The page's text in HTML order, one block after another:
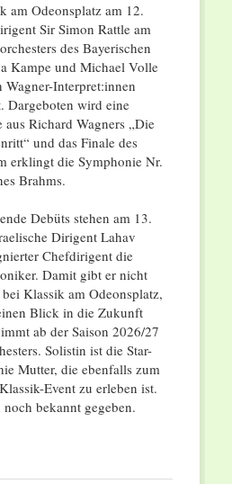
am Odeonsplatz am 12.
Sir Simon Rattle am
des Bayerischen
Kampe und Michael Volle
Wagner-Interpret:innen
Dargeboten wird eine
Richard Wagners „Die
und das Finale des
erklingt die Symphonie Nr.
Brahms.
Debüts stehen am 13.
Dirigent Lahav
Chefdirigent die
Damit gibt er nicht
Klassik am Odeonsplatz,
Blick in die Zukunft
ab der Saison 2026/27
Solistin ist die Star-
Mutter, die ebenfalls zum
Event zu erleben ist.
bekannt gegeben.